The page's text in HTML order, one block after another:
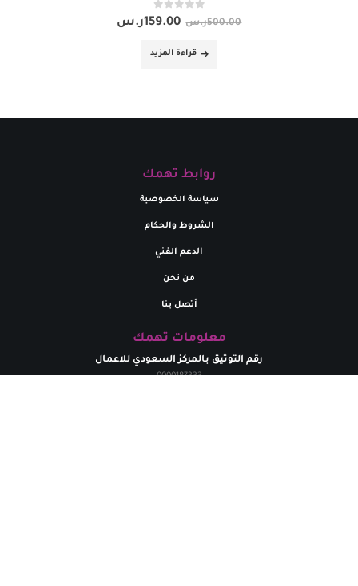
500.00ر.س 159.00ر.س
قراءة المزيد
روابط تهمك
سياسة الخصوصية
الشروط والحكام
الدعم الفني
من نحن
أتصل بنا
معلومات تهمك
رقم التوثيق بالمركز السعودي للاعمال
0000187333